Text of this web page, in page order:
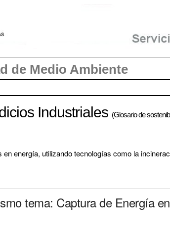
de Medio Ambiente
Industriales (Glosario de
energía, utilizando tecnologías como la
tema: Captura de Energía